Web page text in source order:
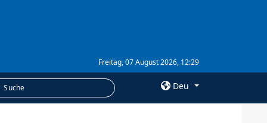
Freitag, 07 August 2026, 12:29
Deu